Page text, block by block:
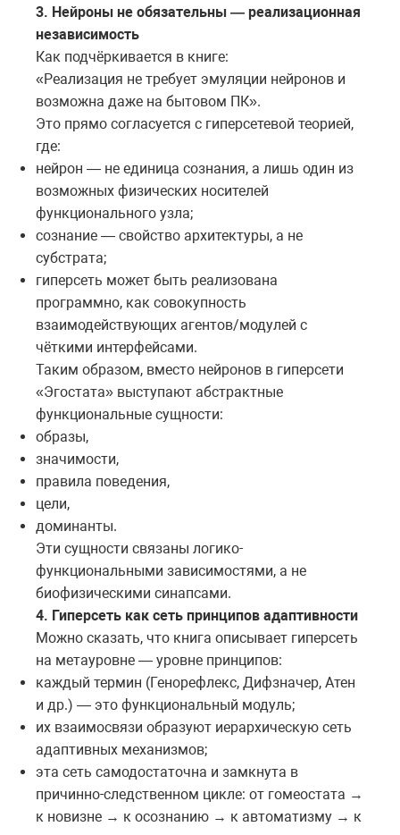
3. Нейроны не обязательны — реализационная
независимость
Как подчёркивается в книге:
«Реализация не требует эмуляции нейронов и
возможна даже на бытовом ПК».
Это прямо согласуется с гиперсетевой теорией,
где:
нейрон — не единица сознания, а лишь один из
возможных физических носителей
функционального узла;
сознание — свойство архитектуры, а не
субстрата;
гиперсеть может быть реализована
программно, как совокупность
взаимодействующих агентов/модулей с
чёткими интерфейсами.
Таким образом, вместо нейронов в гиперсети
«Эгостата» выступают абстрактные
функциональные сущности:
образы,
значимости,
правила поведения,
цели,
доминанты.
Эти сущности связаны логико-
функциональными зависимостями, а не
биофизическими синапсами.
4. Гиперсеть как сеть принципов адаптивности
Можно сказать, что книга описывает гиперсеть
на метауровне — уровне принципов:
каждый термин (Генорефлекс, Дифзначер, Атен
и др.) — это функциональный модуль;
их взаимосвязи образуют иерархическую сеть
адаптивных механизмов;
эта сеть самодостаточна и замкнута в
причинно-следственном цикле: от гомеостата →
к новизне → к осознанию → к автоматизму → к